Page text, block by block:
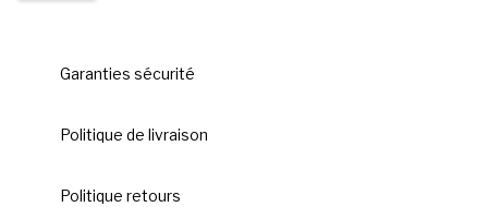
Garanties sécurité
Politique de livraison
Politique retours